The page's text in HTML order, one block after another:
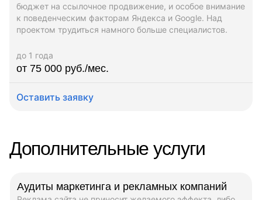
бюджет на ссылочное продвижение, и особое внимание
к поведенческим факторам Яндекса и Google. Над
проектом трудиться намного больше специалистов.
до 1 года
от 75 000 руб./мес.
Оставить заявку
Дополнительные услуги
Аудиты маркетинга и рекламных компаний